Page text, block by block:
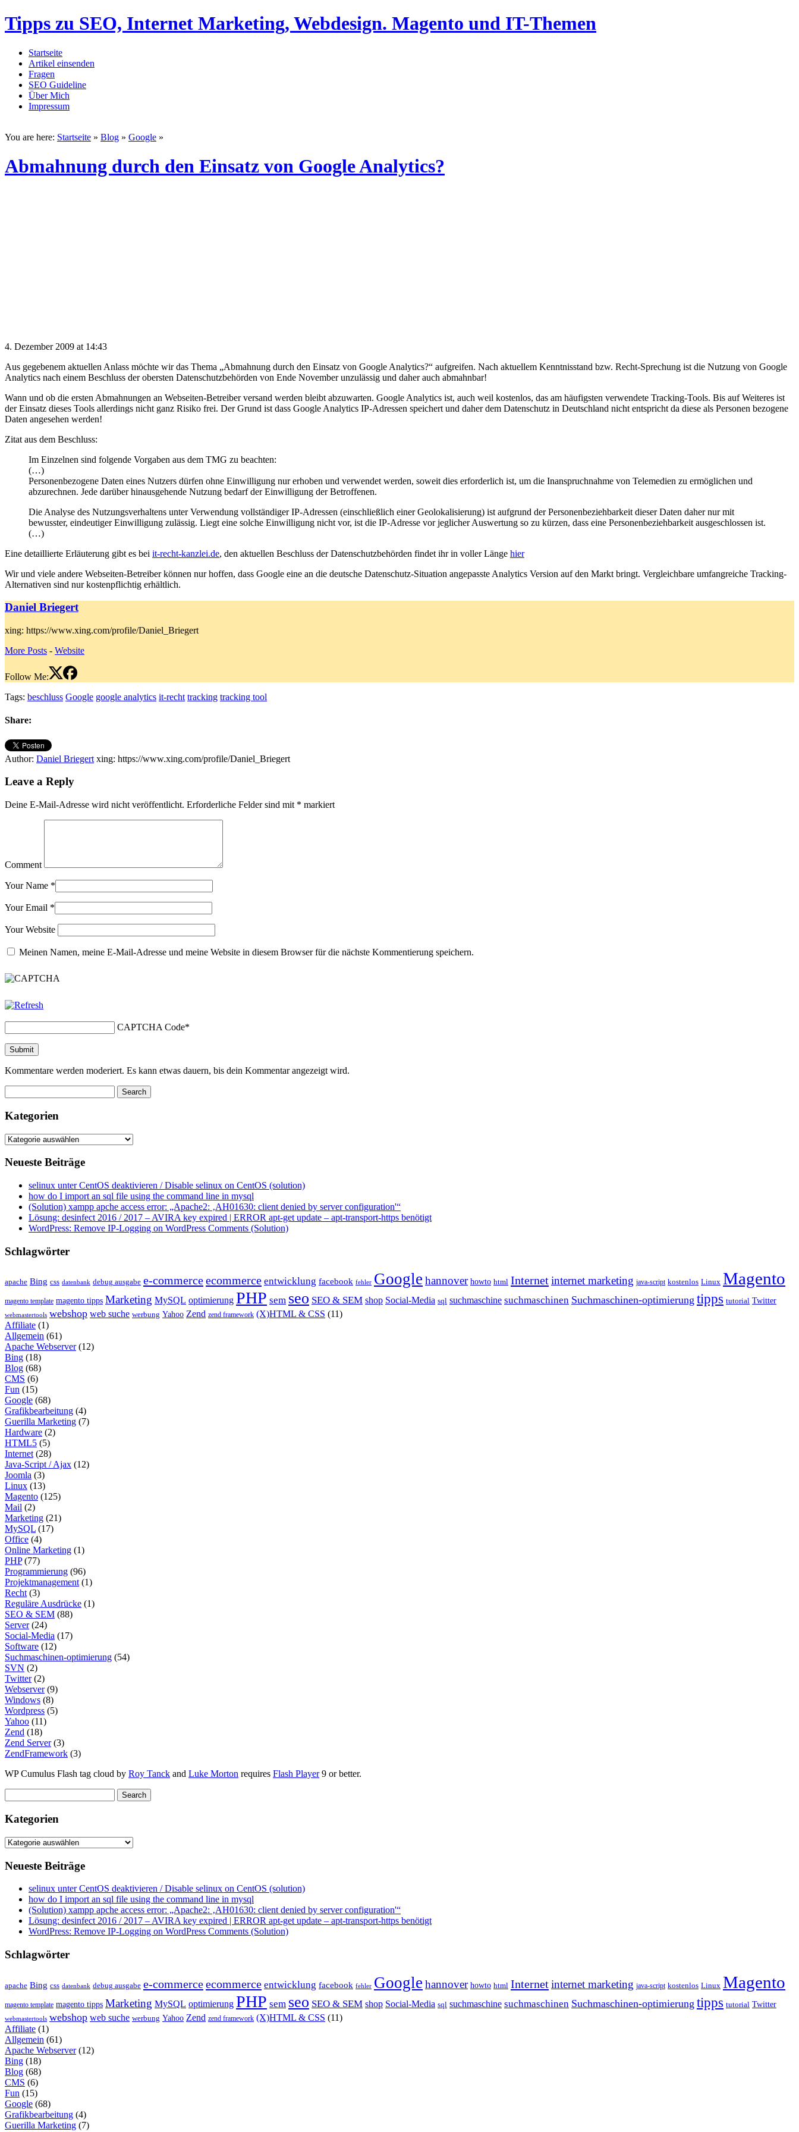
Tipps zu SEO, Internet Marketing, Webdesign. Magento und IT-Themen
Startseite
Artikel einsenden
Fragen
SEO Guideline
Über Mich
Impressum
You are here: Startseite » Blog » Google »
Abmahnung durch den Einsatz von Google Analytics?
4. Dezember 2009 at 14:43
Aus gegebenem aktuellen Anlass möchte wir das Thema „Abmahnung durch den Einsatz von Google Analytics?“ aufgreifen. Nach aktuellem Kenntnisstand bzw. Recht-Sprechung ist die Nutzung von Google
Analytics nach einem Beschluss der obersten Datenschutzbehörden von Ende November unzulässig und daher auch abmahnbar!
Wann und ob die ersten Abmahnungen an Webseiten-Betreiber versand werden bleibt abzuwarten. Google Analytics ist, auch weil kostenlos, das am häufigsten verwendete Tracking-Tools. Bis auf Weiteres ist
der Einsatz dieses Tools allerdings nicht ganz Risiko frei. Der Grund ist dass Google Analytics IP-Adressen speichert und daher dem Datenschutz in Deutschland nicht entspricht da diese als Personen bezogene
Daten angesehen werden!
Zitat aus dem Beschluss:
Im Einzelnen sind folgende Vorgaben aus dem TMG zu beachten:
(…)
Personenbezogene Daten eines Nutzers dürfen ohne Einwilligung nur erhoben und verwendet werden, soweit dies erforderlich ist, um die Inanspruchnahme von Telemedien zu ermöglichen und
abzurechnen. Jede darüber hinausgehende Nutzung bedarf der Einwilligung der Betroffenen.
Die Analyse des Nutzungsverhaltens unter Verwendung vollständiger IP-Adressen (einschließlich einer Geolokalisierung) ist aufgrund der Personenbeziehbarkeit dieser Daten daher nur mit
bewusster, eindeutiger Einwilligung zulässig. Liegt eine solche Einwilligung nicht vor, ist die IP-Adresse vor jeglicher Auswertung so zu kürzen, dass eine Personenbeziehbarkeit ausgeschlossen ist.
(…)
Eine detaillierte Erläuterung gibt es bei it-recht-kanzlei.de, den aktuellen Beschluss der Datenschutzbehörden findet ihr in voller Länge hier
Wir und viele andere Webseiten-Betreiber können nur hoffen, dass Google eine an die deutsche Datenschutz-Situation angepasste Analytics Version auf den Markt bringt. Vergleichbare umfangreiche Tracking-
Alternativen sind nur kostenpflichtig erhältlich.
Daniel Briegert
xing: https://www.xing.com/profile/Daniel_Briegert
More Posts - Website
Follow Me:
Tags: beschluss Google google analytics it-recht tracking tracking tool
Share:
Author: Daniel Briegert xing: https://www.xing.com/profile/Daniel_Briegert
Leave a Reply
Deine E-Mail-Adresse wird nicht veröffentlicht. Erforderliche Felder sind mit * markiert
Comment
Your Name *
Your Email *
Your Website
Meinen Namen, meine E-Mail-Adresse und meine Website in diesem Browser für die nächste Kommentierung speichern.
CAPTCHA Code*
Kommentare werden moderiert. Es kann etwas dauern, bis dein Kommentar angezeigt wird.
Kategorien
Kategorien
Neueste Beiträge
selinux unter CentOS deaktivieren / Disable selinux on CentOS (solution)
how do I import an sql file using the command line in mysql
(Solution) xampp apche access error: „Apache2: ‚AH01630: client denied by server configuration'“
Lösung: desinfect 2016 / 2017 – AVIRA key expired | ERROR apt-get update – apt-transport-https benötigt
WordPress: Remove IP-Logging on WordPress Comments (Solution)
Schlagwörter
apache Bing css datenbank debug ausgabe e-commerceecommerce entwicklung facebook fehler Google hannover howto html Internetinternet marketing java-script kostenlos Linux Magento
magento template magento tipps Marketing MySQL optimierung PHP sem seo SEO & SEM shop Social-Media sql suchmaschine suchmaschinen Suchmaschinen-optimierung tipps tutorial Twitter
webmastertools webshop web suche werbung Yahoo Zend zend framework (X)HTML & CSS (11)
Affiliate (1)
Allgemein (61)
Apache Webserver(12)
Bing (18)
Blog (68)
CMS (6)
Fun (15)
Google (68)
Grafikbearbeitung (4)
Guerilla Marketing (7)
Hardware (2)
HTML5 (5)
Internet(28)
Java-Script / Ajax (12)
Joomla (3)
Linux (13)
Magento (125)
Mail (2)
Marketing (21)
MySQL (17)
Office (4)
Online Marketing (1)
PHP(77)
Programmierung (96)
Projektmanagement(1)
Recht(3)
Reguläre Ausdrücke (1)
SEO & SEM (88)
Server(24)
Social-Media (17)
Software (12)
Suchmaschinen-optimierung (54)
SVN (2)
Twitter(2)
Webserver(9)
Windows (8)
Wordpress (5)
Yahoo (11)
Zend (18)
Zend Server(3)
ZendFramework (3)
WP Cumulus Flash tag cloud by Roy Tanck and Luke Morton requires Flash Player9 or better.
Kategorien
Kategorien
Neueste Beiträge
selinux unter CentOS deaktivieren / Disable selinux on CentOS (solution)
how do I import an sql file using the command line in mysql
(Solution) xampp apche access error: „Apache2: ‚AH01630: client denied by server configuration'“
Lösung: desinfect 2016 / 2017 – AVIRA key expired | ERROR apt-get update – apt-transport-https benötigt
WordPress: Remove IP-Logging on WordPress Comments (Solution)
Schlagwörter
apache Bing css datenbank debug ausgabe e-commerceecommerce entwicklung facebook fehler Google hannover howto html Internetinternet marketing java-script kostenlos Linux Magento
magento template magento tipps Marketing MySQL optimierung PHP sem seo SEO & SEM shop Social-Media sql suchmaschine suchmaschinen Suchmaschinen-optimierung tipps tutorial Twitter
webmastertools webshop web suche werbung Yahoo Zend zend framework (X)HTML & CSS (11)
Affiliate (1)
Allgemein (61)
Apache Webserver(12)
Bing (18)
Blog (68)
CMS (6)
Fun (15)
Google (68)
Grafikbearbeitung (4)
Guerilla Marketing (7)